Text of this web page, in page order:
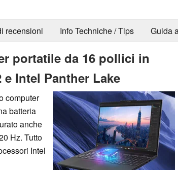
recensioni Info Techniche / Tips Guida
portatile da 16 pollici in
e Intel Panther Lake
computer
batteria
anche
Hz. Tutto
Intel